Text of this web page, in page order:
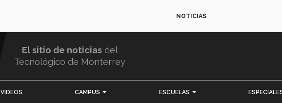
NOTICIAS
El sitio de noticias del
Tecnológico de Monterrey
VIDEOS CAMPUS ESCUELAS